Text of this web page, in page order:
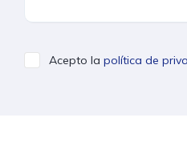
Acepto la política de